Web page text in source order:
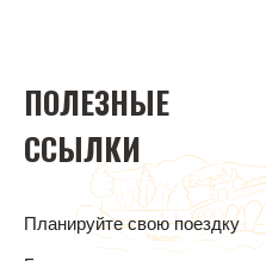
ПОЛЕЗНЫЕ
ССЫЛКИ
Планируйте свою поездку